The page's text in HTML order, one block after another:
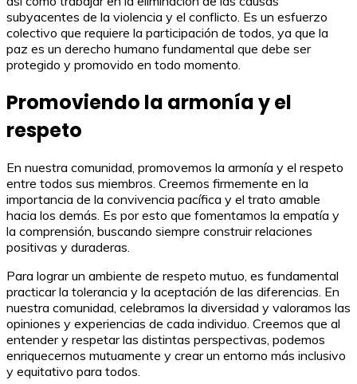
subyacentes de la violencia y el conflicto. Es un esfuerzo
colectivo que requiere la participación de todos, ya que la
paz es un derecho humano fundamental que debe ser
protegido y promovido en todo momento.
Promoviendo la armonía y el
respeto
En nuestra comunidad, promovemos la armonía y el respeto
entre todos sus miembros. Creemos firmemente en la
importancia de la convivencia pacífica y el trato amable
hacia los demás. Es por esto que fomentamos la empatía y
la comprensión, buscando siempre construir relaciones
positivas y duraderas.
Para lograr un ambiente de respeto mutuo, es fundamental
practicar la tolerancia y la aceptación de las diferencias. En
nuestra comunidad, celebramos la diversidad y valoramos las
opiniones y experiencias de cada individuo. Creemos que al
entender y respetar las distintas perspectivas, podemos
enriquecernos mutuamente y crear un entorno más inclusivo
y equitativo para todos.